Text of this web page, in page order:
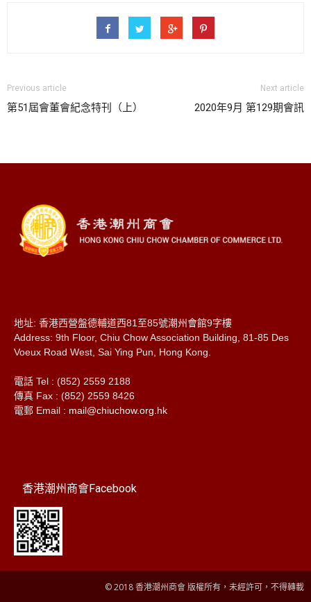
Previous article
第51屆會董會紀念特刊（上）
Next article
2020年9月 第129期會訊
地址: 香港西營盤德輔道西81至85號潮州會館9字樓
Address: 9th Floor, Chiu Chow Association Building, 81-85 Des
Voeux Road West, Sai Ying Pun, Hong Kong.
電話 Tel : (852) 2559 2188
傳真 Fax : (852) 2559 8426
電郵 Email : mail@chiuchow.org.hk
香港潮州商會Facebook
© 2018 香港潮州商會 版權所有，未經許可，不得轉載